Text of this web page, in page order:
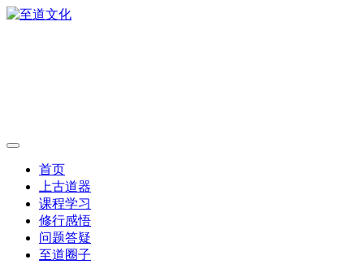
首页
上古道器
课程学习
修行感悟
问题答疑
至道圈子